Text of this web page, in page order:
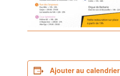
Ajouter au calendrier